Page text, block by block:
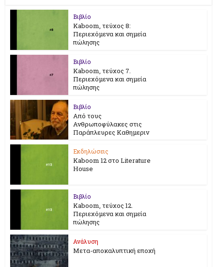
Βιβλίο
Kaboom, τεύχος 8:
Περιεχόμενα και σημεία
πώλησης
Βιβλίο
Kaboom, τεύχος 7.
Περιεχόμενα και σημεία
πώλησης
Βιβλίο
Από τους
Ανθρωποφύλακες στις
Παράπλευρες Καθημεριν
Εκδηλώσεις
Kaboom 12 στο Literature
House
Βιβλίο
Kaboom, τεύχος 12.
Περιεχόμενα και σημεία
πώλησης
Ανάλυση
Μετα-αποκαλυπτική εποχή